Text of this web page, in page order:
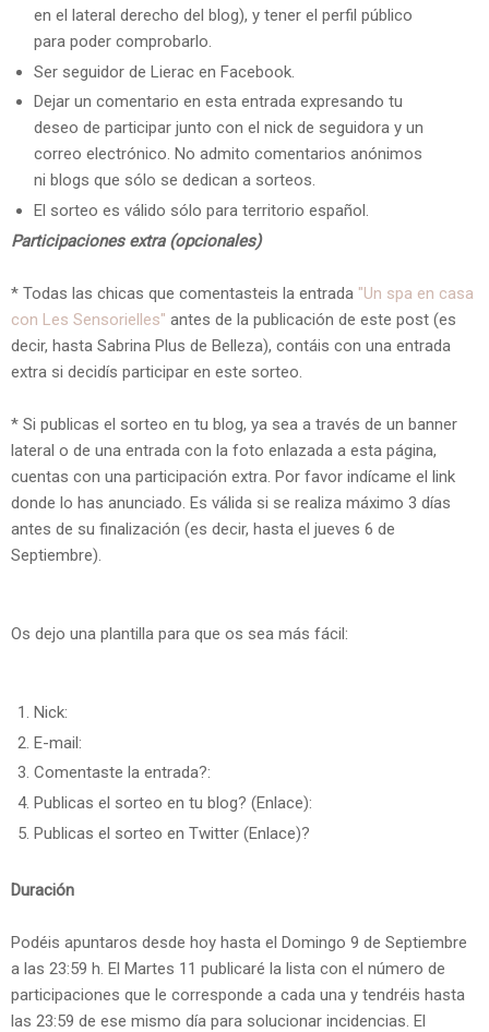
en el lateral derecho del blog), y tener el perfil público
para poder comprobarlo.
Ser seguidor de Lierac en Facebook.
Dejar un comentario en esta entrada expresando tu
deseo de participar junto con el nick de seguidora y un
correo electrónico. No admito comentarios anónimos
ni blogs que sólo se dedican a sorteos.
El sorteo es válido sólo para territorio español.
Participaciones extra (opcionales)
* Todas las chicas que comentasteis la entrada "Un spa en casa
con Les Sensorielles" antes de la publicación de este post (es
decir, hasta Sabrina Plus de Belleza), contáis con una entrada
extra si decidís participar en este sorteo.
* Si publicas el sorteo en tu blog, ya sea a través de un banner
lateral o de una entrada con la foto enlazada a esta página,
cuentas con una participación extra. Por favor indícame el link
donde lo has anunciado. Es válida si se realiza máximo 3 días
antes de su finalización (es decir, hasta el jueves 6 de
Septiembre).
Os dejo una plantilla para que os sea más fácil:
Nick:
E-mail:
Comentaste la entrada?:
Publicas el sorteo en tu blog? (Enlace):
Publicas el sorteo en Twitter (Enlace)?
Duración
Podéis apuntaros desde hoy hasta el Domingo 9 de Septiembre
a las 23:59 h. El Martes 11 publicaré la lista con el número de
participaciones que le corresponde a cada una y tendréis hasta
las 23:59 de ese mismo día para solucionar incidencias. El